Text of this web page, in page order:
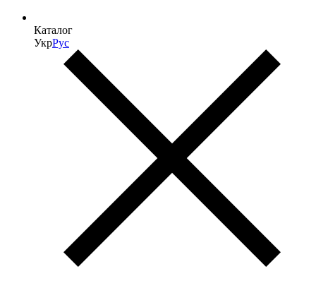
Каталог
УкрРус